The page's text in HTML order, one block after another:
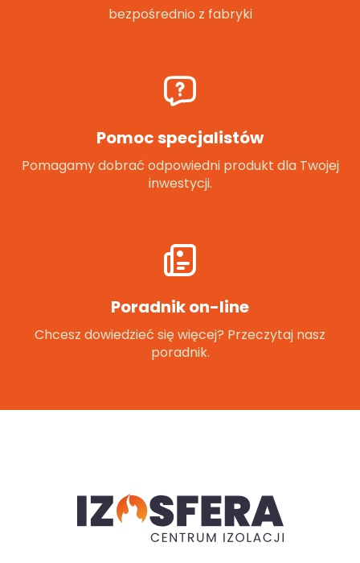
bezpośrednio z fabryki
Pomoc specjalistów
Pomagamy dobrać odpowiedni produkt dla Twojej
inwestycji.
Poradnik on-line
Chcesz dowiedzieć się więcej? Przeczytaj nasz
poradnik.